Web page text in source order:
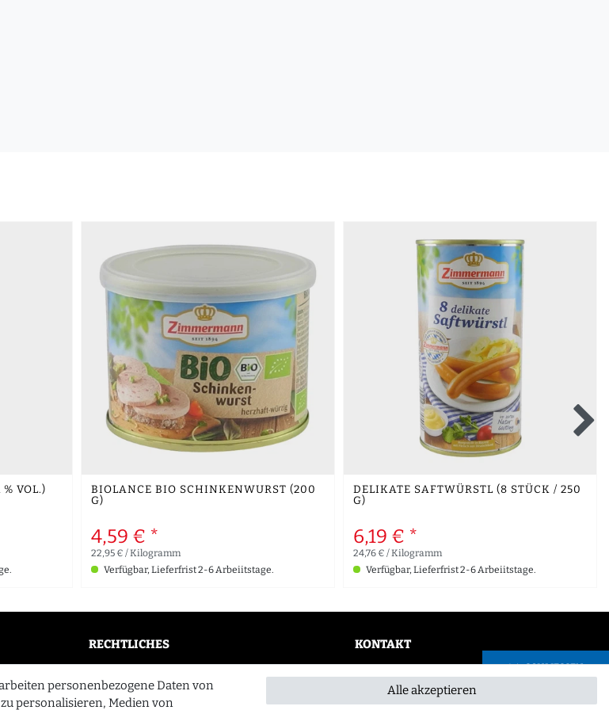
% VOL.)
BIOLANCE BIO SCHINKENWURST (200
G)
4,59 € *
22,95 € / Kilogramm
Verfügbar, Lieferfrist 2-6 Arbeiitstage.
DELIKATE SAFTWÜRSTL (8 STÜCK / 250
G)
6,19 € *
24,76 € / Kilogramm
Verfügbar, Lieferfrist 2-6 Arbeiitstage.
RECHTLICHES
Widerrufsrecht
KONTAKT
info@gourmeo24.com
personenbezogene Daten von
personalisieren, Medien von
Alle akzeptieren
SCHLIESSEN